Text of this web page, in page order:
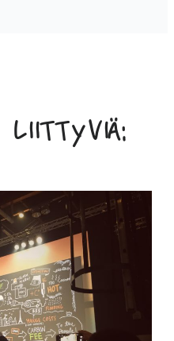
liittyviä: